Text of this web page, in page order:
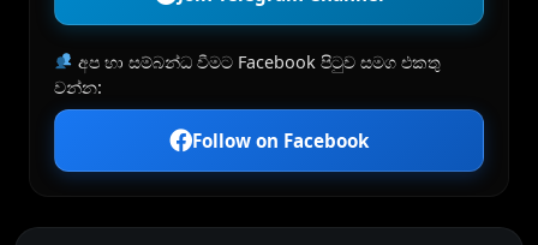
අප හා සම්බන්ධ වීමට Facebook පිටුව සමග එකතු
වන්න:
Follow on Facebook